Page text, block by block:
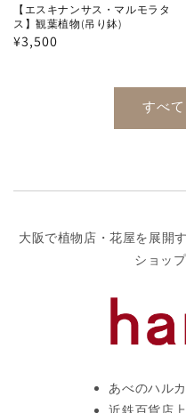
【エスキナンサス・マルモラタ
ス】観葉植物(吊り鉢)
通
¥3,500
すべ
大阪で植物店・花屋を展開
ショッ
あべのハル